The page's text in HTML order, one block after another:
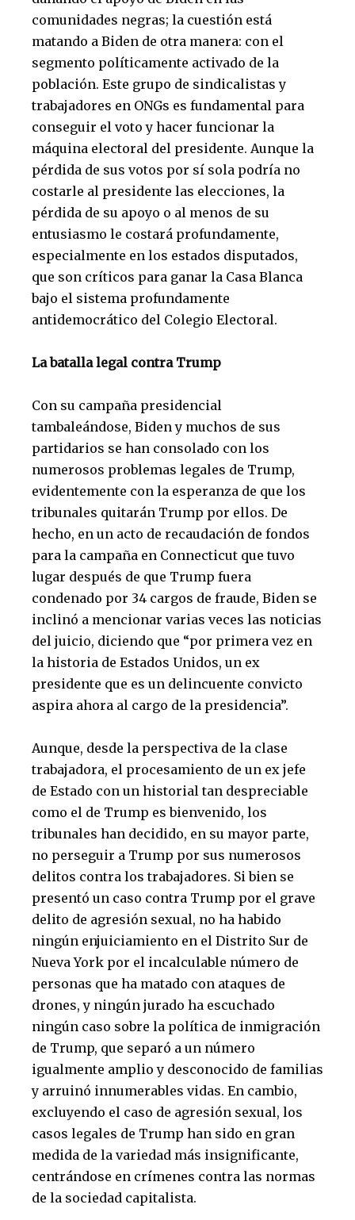
comunidades negras; la cuestión está
matando a Biden de otra manera: con el
segmento políticamente activado de la
población. Este grupo de sindicalistas y
trabajadores en ONGs es fundamental para
conseguir el voto y hacer funcionar la
máquina electoral del presidente. Aunque la
pérdida de sus votos por sí sola podría no
costarle al presidente las elecciones, la
pérdida de su apoyo o al menos de su
entusiasmo le costará profundamente,
especialmente en los estados disputados,
que son críticos para ganar la Casa Blanca
bajo el sistema profundamente
antidemocrático del Colegio Electoral.
La batalla legal contra Trump
Con su campaña presidencial
tambaleándose, Biden y muchos de sus
partidarios se han consolado con los
numerosos problemas legales de Trump,
evidentemente con la esperanza de que los
tribunales quitarán Trump por ellos. De
hecho, en un acto de recaudación de fondos
para la campaña en Connecticut que tuvo
lugar después de que Trump fuera
condenado por 34 cargos de fraude, Biden se
inclinó a mencionar varias veces las noticias
del juicio, diciendo que “por primera vez en
la historia de Estados Unidos, un ex
presidente que es un delincuente convicto
aspira ahora al cargo de la presidencia”.
Aunque, desde la perspectiva de la clase
trabajadora, el procesamiento de un ex jefe
de Estado con un historial tan despreciable
como el de Trump es bienvenido, los
tribunales han decidido, en su mayor parte,
no perseguir a Trump por sus numerosos
delitos contra los trabajadores. Si bien se
presentó un caso contra Trump por el grave
delito de agresión sexual, no ha habido
ningún enjuiciamiento en el Distrito Sur de
Nueva York por el incalculable número de
personas que ha matado con ataques de
drones, y ningún jurado ha escuchado
ningún caso sobre la política de inmigración
de Trump, que separó a un número
igualmente amplio y desconocido de familias
y arruinó innumerables vidas. En cambio,
excluyendo el caso de agresión sexual, los
casos legales de Trump han sido en gran
medida de la variedad más insignificante,
centrándose en crímenes contra las normas
de la sociedad capitalista.